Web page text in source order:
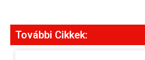
További Cikkek: